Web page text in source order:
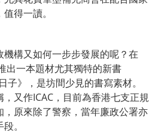
得一讀。
構又如何一步步發展的呢？在
出一本題材尤其獨特的新書
》，是坊間少見的書寫素材。
又作ICAC，目前為香港七支正規
原來除了警察，當年廉政公署亦
。